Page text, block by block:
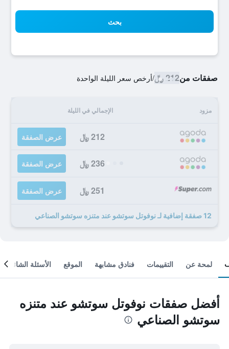
بحث
صفقات من212 ﷼ /أرخص سعر الليلة الواحدة
مزود الإجمالي في الليلة
212 ﷼ عرض الصفقة
236 ﷼ عرض الصفقة
251 ﷼ عرض الصفقة
12 صفقة إضافية لـ نوفوتل سوتشو عند متنزه سوتشو الصناعي
لمحة عن التقييمات فنادق مشابهة الموقع الأسئلة الشائعة
أفضل صفقات نوفوتل سوتشو عند متنزه
سوتشو الصناعي